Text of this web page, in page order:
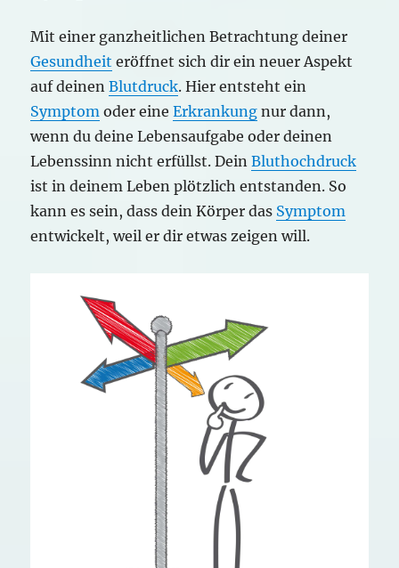
Mit einer ganzheitlichen Betrachtung deiner
Gesundheit eröffnet sich dir ein neuer Aspekt
auf deinenBlutdruck. Hier entsteht ein
Symptom oder eineErkrankung nur dann,
wenn du deine Lebensaufgabe oder deinen
Lebenssinn nicht erfüllst. DeinBluthochdruck
ist in deinem Leben plötzlich entstanden. So
kann es sein, dass dein Körper das Symptom
entwickelt, weil er dir etwas zeigen will.